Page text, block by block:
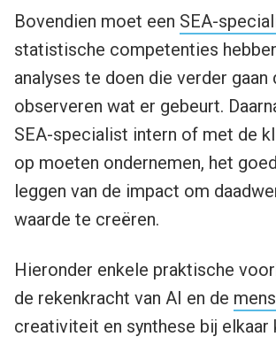
Bovendien moet een SEA-
statistische competenties
analyses te doen die verder gaan
observeren wat er gebeurt.
SEA-specialist intern of met de
op moeten ondernemen, het
leggen van de impact om
waarde te creëren.
Hieronder enkele praktische
de rekenkracht van AI en de
creativiteit en synthese bij elkaar